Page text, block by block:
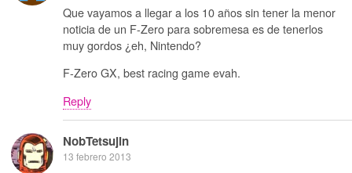
Que vayamos a llegar a los 10 años sin tener la menor
noticia de un F-Zero para sobremesa es de tenerlos
muy gordos ¿eh, Nintendo?
F-Zero GX, best racing game evah.
Reply
NobTetsujin
13 febrero 2013